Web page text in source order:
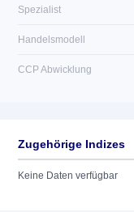
Spezialist
Handelsmodell
CCP Abwicklung
Zugehörige Indizes
Keine Daten verfügbar